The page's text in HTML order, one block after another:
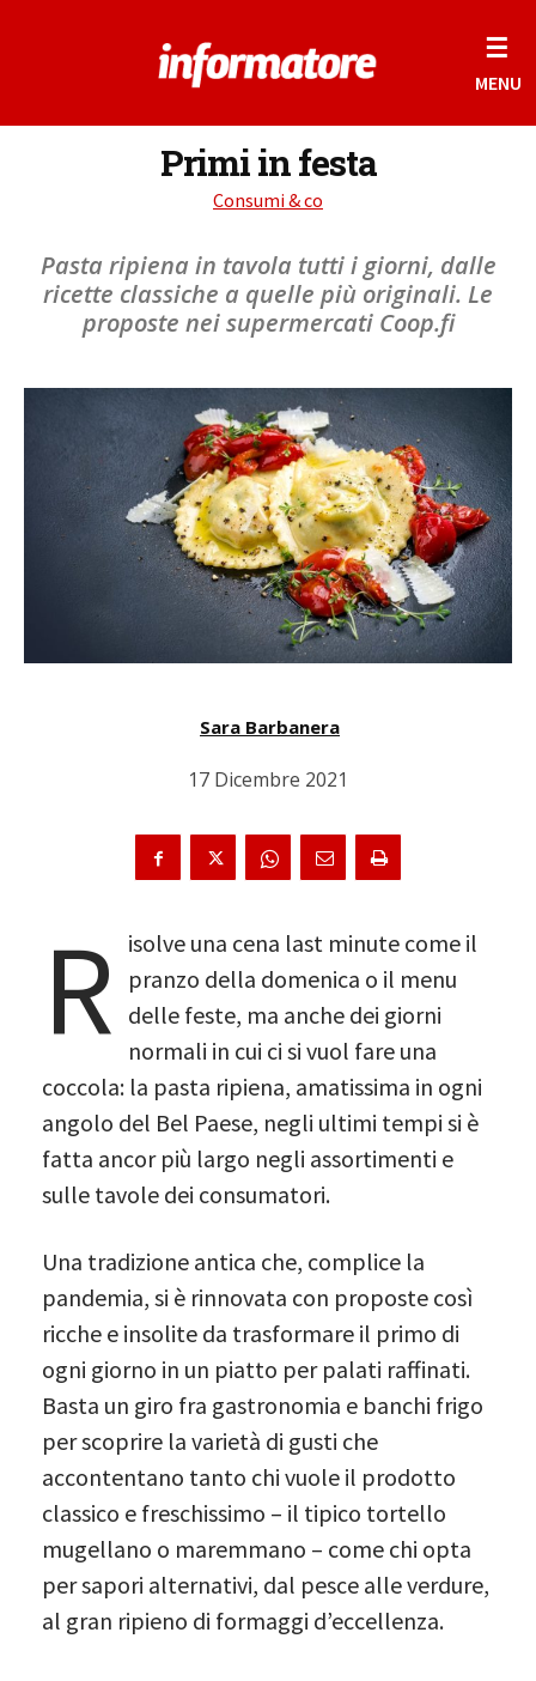
☰
MENU
Primi in festa
Consumi & co
Pasta ripiena in tavola tutti i giorni, dalle
ricette classiche a quelle più originali. Le
proposte nei supermercati Coop.fi
Sara Barbanera
17 Dicembre 2021
R isolve una cena last minute come il
pranzo della domenica o il menu
delle feste, ma anche dei giorni
normali in cui ci si vuol fare una
coccola: la pasta ripiena, amatissima in ogni
angolo del Bel Paese, negli ultimi tempi si è
fatta ancor più largo negli assortimenti e
sulle tavole dei consumatori.
Una tradizione antica che, complice la
pandemia, si è rinnovata con proposte così
ricche e insolite da trasformare il primo di
ogni giorno in un piatto per palati raffinati.
Basta un giro fra gastronomia e banchi frigo
per scoprire la varietà di gusti che
accontentano tanto chi vuole il prodotto
classico e freschissimo – il tipico tortello
mugellano o maremmano – come chi opta
per sapori alternativi, dal pesce alle verdure,
al gran ripieno di formaggi d’eccellenza.